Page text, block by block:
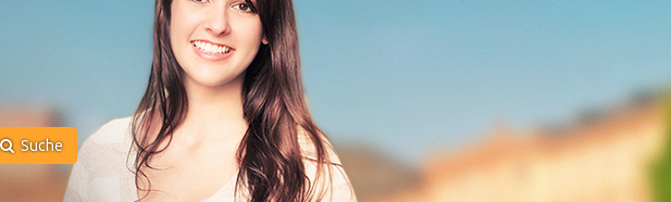
Suche